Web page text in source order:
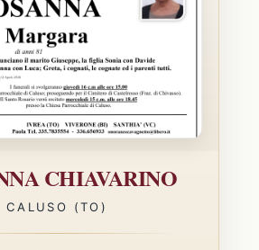
CHIAVARINO
CALUSO (TO)